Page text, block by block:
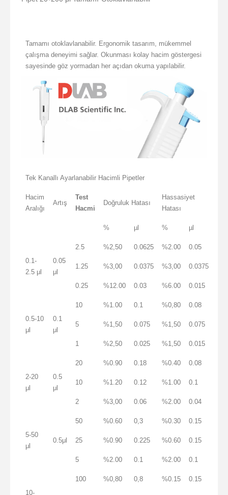
Tamamı otoklavlanabilir. Ergonomik tasarım, mükemmel
çalışma deneyimi sağlar. Okunması kolay hacim göstergesi
sayesinde göz yormadan her açıdan okuma yapılabilir.
Tek Kanallı Ayarlanabilir Hacimli Pipetler
Hacim
Aralığı
Artış
Test
Hacmi
Doğruluk Hatası
Hassasiyet
Hatası
% µl % µl
0.1-
2.5 μl
0.05
μl
2.5 %2,50 0.0625 %2.00 0.05
1.25 %3,00 0.0375 %3,00 0.0375
0.25 %12.00 0.03 %6.00 0.015
0.5-10
μl
0.1
μl
10 %1.00 0.1 %0,80 0.08
5 %1,50 0.075 %1,50 0.075
1 %2,50 0.025 %1,50 0.015
2-20
μl
0.5
μl
20 %0.90 0.18 %0.40 0.08
10 %1.20 0.12 %1.00 0.1
2 %3,00 0.06 %2.00 0.04
5-50
μl
0.5μl
50 %0.60 0,3 %0.30 0.15
25 %0.90 0.225 %0.60 0.15
5 %2.00 0.1 %2.00 0.1
10-
100 %0,80 0,8 %0.15 0.15